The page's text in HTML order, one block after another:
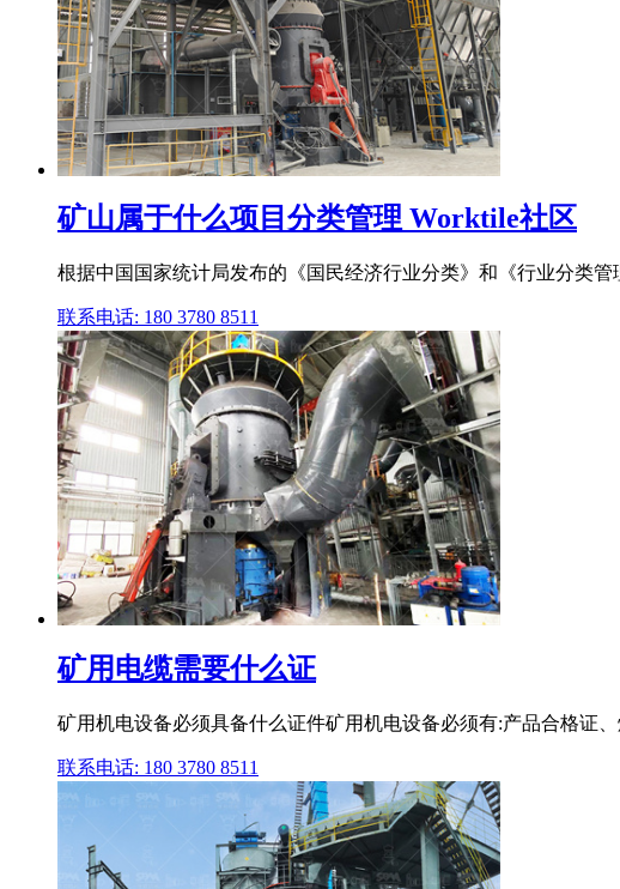
矿山属于什么项目分类管理 Worktile社区
根据中国国家统计局发布的《国民经济行业分类》和《行业分类
联系电话: 180 3780 8511
矿用电缆需要什么证
矿用机电设备必须具备什么证件矿用机电设备必须有:产品合格证
联系电话: 180 3780 8511